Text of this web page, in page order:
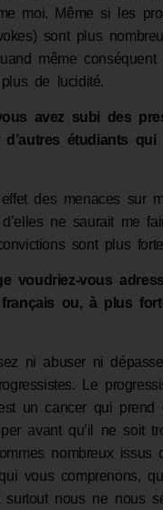
moi. Même si les
sont plus
même conséquent
de lucidité.
avez subi des
étudiants qui
des menaces sur
ne saurait me
sont plus
voudriez-vous
ou, à plus
ni abuser ni
Le
un cancer qui prend
avant qu’il ne soit
nombreux issus
qui vous comprenons,
surtout nous ne nous